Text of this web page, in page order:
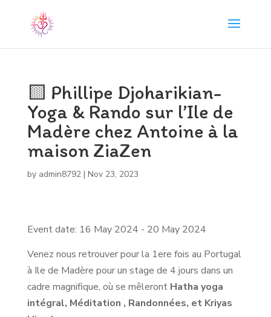
🟨 Phillipe Djoharikian-
Yoga & Rando sur l’Ile de
Madère chez Antoine à la
maison ZiaZen
by admin8792| Nov 23, 2023
Event date: 16 May 2024 - 20 May 2024
Venez nous retrouver pour la 1ere fois au Portugal
à Ile de Madère pour un stage de 4 jours dans un
cadre magnifique, où se mêleront Hatha yoga
intégral, Méditation , Randonnées, et Kriyas